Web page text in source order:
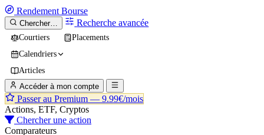
Rendement Bourse
Chercher… Recherche avancée
Courtiers
Placements
Calendriers
Articles
Accéder à mon compte
Passer au Premium — 9.99€/mois
Actions, ETF, Cryptos
Chercher une action
Comparateurs